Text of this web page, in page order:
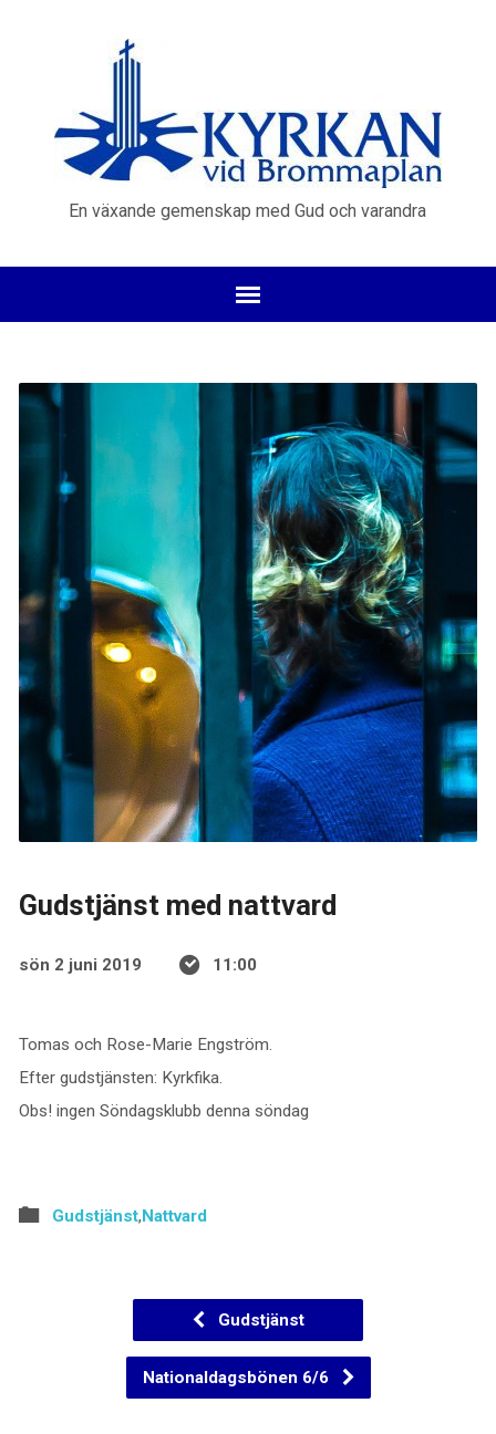
En växande gemenskap med Gud och varandra
Gudstjänst med nattvard
sön 2 juni 2019 11:00
Tomas och Rose-Marie Engström.
Efter gudstjänsten: Kyrkfika.
Obs! ingen Söndagsklubb denna söndag
Gudstjänst,Nattvard
Gudstjänst
Nationaldagsbönen 6/6